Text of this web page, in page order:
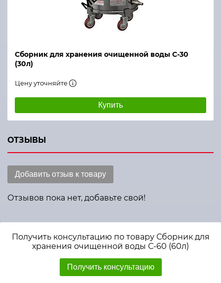
Сборник для хранения очищенной воды С-30
(30л)
Цену уточняйте
Купить
ОТЗЫВЫ
Добавить отзыв к товару
Отзывов пока нет, добавьте свой!
Получить консультацию по товару Сборник для
хранения очищенной воды С-60 (60л)
Получить консультацию